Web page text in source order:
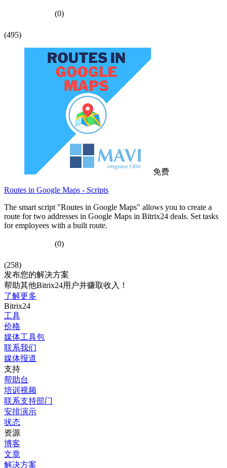
(0)
(495)
免费
Routes in Google Maps - Scripts
The smart script "Routes in Google Maps" allows you to create a
route for two addresses in Google Maps in Bitrix24 deals. Set tasks
for employees with a built route.
(0)
(258)
发布您的解决方案
帮助其他Bitrix24用户并赚取收入！
了解更多
Bitrix24
工具
价格
媒体工具包
联系我们
媒体报道
支持
帮助台
培训视频
联系支持部门
安排演示
状态
资源
博客
文章
解决方案